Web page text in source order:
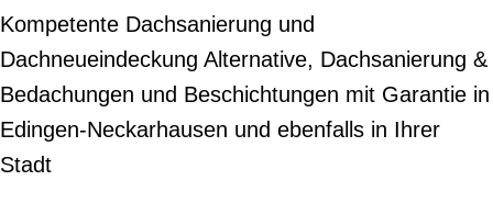
Kompetente Dachsanierung und
Dachneueindeckung Alternative, Dachsanierung &
Bedachungen und Beschichtungen mit Garantie in
Edingen-Neckarhausen und ebenfalls in Ihrer
Stadt